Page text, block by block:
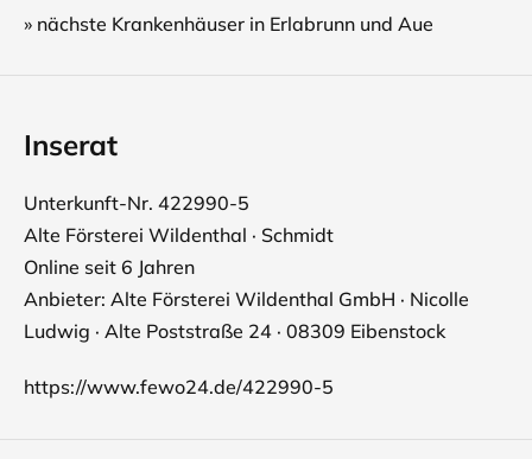
» nächste Krankenhäuser in Erlabrunn und Aue
Inserat
Unterkunft-Nr. 422990-5
Alte Försterei Wildenthal · Schmidt
Online seit 6 Jahren
Anbieter: Alte Försterei Wildenthal GmbH · Nicolle
Ludwig · Alte Poststraße 24 · 08309 Eibenstock
https://www.fewo24.de/422990-5